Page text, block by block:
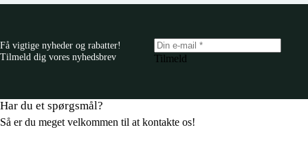
Få vigtige nyheder og rabatter!
Tilmeld dig vores nyhedsbrev
Tilmeld
Har du et spørgsmål?
Så er du meget velkommen til at kontakte os!